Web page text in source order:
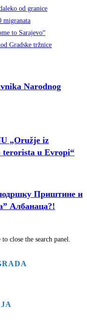
od granice
migranata
to Sarajevo“
Gradske tržnice
Narodnog
„Oružje iz
terorista u Evropi“
Приштине и
Албанаца?!
to close the search panel.